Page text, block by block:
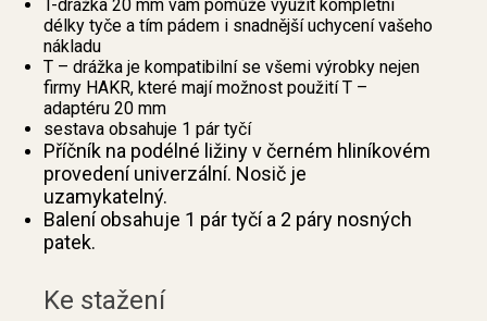
T-drážka 20 mm vám pomůže využít kompletní
délky tyče a tím pádem i snadnější uchycení vašeho
nákladu
T – drážka je kompatibilní se všemi výrobky nejen
firmy HAKR, které mají možnost použití T –
adaptéru 20 mm
sestava obsahuje 1 pár tyčí
Příčník na podélné ližiny v černém hliníkovém
provedení univerzální. Nosič je
uzamykatelný.
Balení obsahuje 1 pár tyčí a 2 páry nosných
patek.
Ke stažení